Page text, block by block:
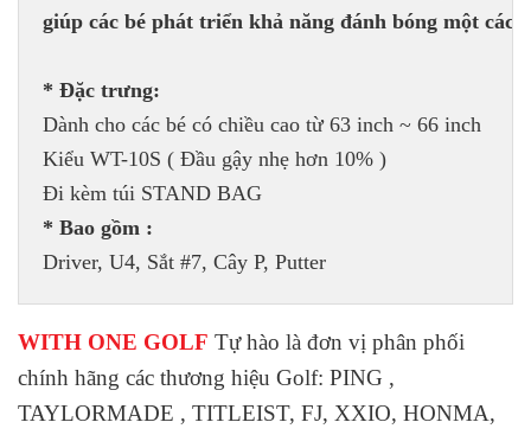
giúp các bé phát triển khả năng đánh bóng một cách
Dành cho các bé có chiều cao từ 63 inch ~ 66 inch
Kiểu WT-10S ( Đầu gậy nhẹ hơn 10% )
* Bao gồm :
Driver, U4, Sắt #7, Cây P, Putter
WITH ONE GOLF Tự hào là đơn vị phân phối
chính hãng các thương hiệu Golf: PING ,
TAYLORMADE , TITLEIST, FJ, XXIO, HONMA,